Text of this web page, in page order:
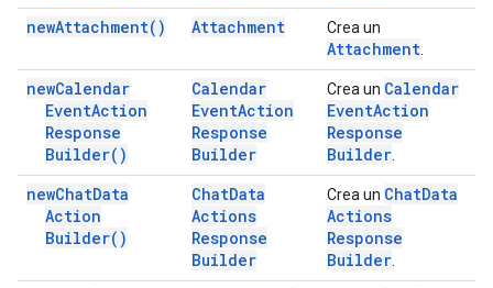
newAttachment( ) Attachment Crea un
Attachment
newCalendar
EventAction
Response
Builder( )
Calendar
EventAction
Response
Builder
Crea un Calendar
EventAction
Response
Builder
newChatData
Action
Builder( )
ChatData
Actions
Response
Builder
Crea un ChatData
Actions
Response
Builder